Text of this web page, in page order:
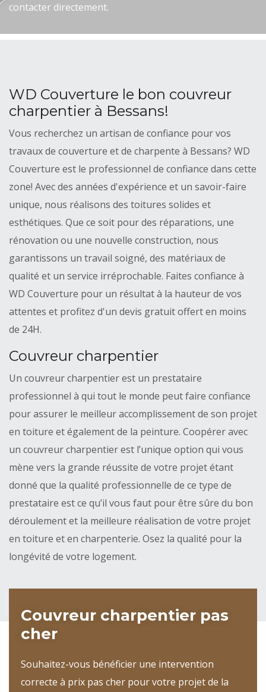
contacter directement.
WD Couverture le bon couvreur
charpentier à Bessans!
Vous recherchez un artisan de confiance pour vos
travaux de couverture et de charpente à Bessans? WD
Couverture est le professionnel de confiance dans cette
zone! Avec des années d'expérience et un savoir-faire
unique, nous réalisons des toitures solides et
esthétiques. Que ce soit pour des réparations, une
rénovation ou une nouvelle construction, nous
garantissons un travail soigné, des matériaux de
qualité et un service irréprochable. Faites confiance à
WD Couverture pour un résultat à la hauteur de vos
attentes et profitez d'un devis gratuit offert en moins
de 24H.
Couvreur charpentier
Un couvreur charpentier est un prestataire
professionnel à qui tout le monde peut faire confiance
pour assurer le meilleur accomplissement de son projet
en toiture et également de la peinture. Coopérer avec
un couvreur charpentier est l’unique option qui vous
mène vers la grande réussite de votre projet étant
donné que la qualité professionnelle de ce type de
prestataire est ce qu’il vous faut pour être sûre du bon
déroulement et la meilleure réalisation de votre projet
en toiture et en charpenterie. Osez la qualité pour la
longévité de votre logement.
Couvreur charpentier pas
cher
Souhaitez-vous bénéficier une intervention
correcte à prix pas cher pour votre projet de la